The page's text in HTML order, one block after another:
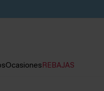
OcasionesREBAJAS